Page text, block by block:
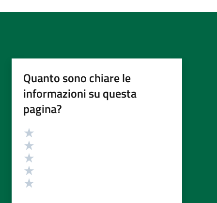
Quanto sono chiare le
informazioni su questa
pagina?
Valutazione